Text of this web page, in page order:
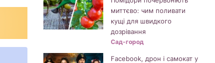
миттєво: чим поливати
кущі для швидкого
дозрівання
Сад-город
Facebook, дрон і самокат у